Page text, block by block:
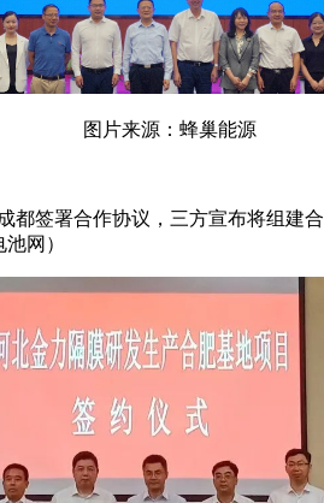
图片来源：蜂巢能源
都签署合作协议，三方宣布将组
网）